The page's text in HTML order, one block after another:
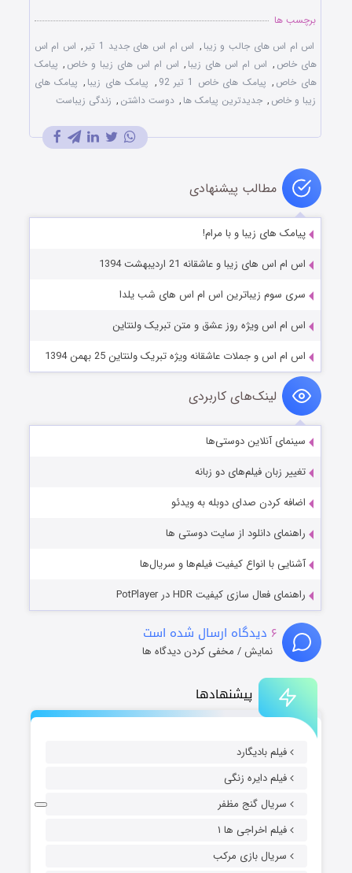
پیشنهادها
فیلم بادیگارد
فیلم دایره زنگی
سریال گنج مظفر
فیلم اخراجی ها ۱
سریال بازی مرکب
برچسب ها
اس ام اس های جالب و زیبا , اس ام اس های جدید 1 تیر , اس ام اس
های خاص , اس ام اس های زیبا , اس ام اس های زیبا و خاص , پیامک
های خاص , پیامک های خاص 1 تیر 92 , پیامک های زیبا , پیامک های
زیبا و خاص , جدیدترین پیامک ها , دوست داشتن , زندگی زیباست
مطالب پیشنهادی
پیامک های زیبا و با مرام!
اس ام اس های زیبا و عاشقانه 21 اردیبهشت 1394
سری سوم زیباترین اس ام اس های شب یلدا
اس ام اس ویژه روز عشق و متن تبریک ولنتاین
اس ام اس و جملات عاشقانه ویژه تبریک ولنتاین 25 بهمن 1394
لینک‌های کاربردی
سینمای آنلاین دوستی‌ها
تغییر زبان فیلم‌های دو زبانه
اضافه کردن صدای دوبله به ویدئو
راهنمای دانلود از سایت دوستی ها
آشنایی با انواع کیفیت فیلم‌ها و سریال‌ها
راهنمای فعال سازی کیفیت HDR در PotPlayer
۶ دیدگاه ارسال شده است
نمایش / مخفی کردن دیدگاه ها